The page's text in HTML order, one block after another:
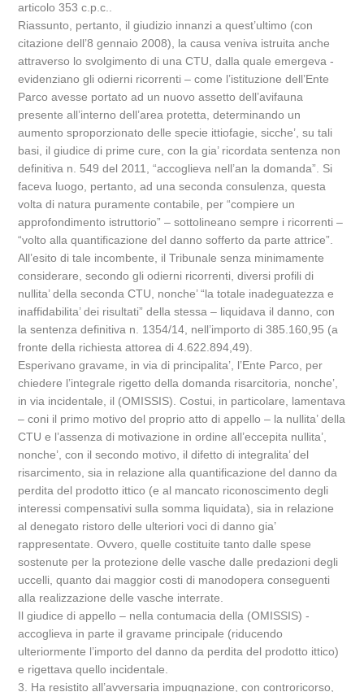
articolo 353 c.p.c..
Riassunto, pertanto, il giudizio innanzi a quest’ultimo (con
citazione dell’8 gennaio 2008), la causa veniva istruita anche
attraverso lo svolgimento di una CTU, dalla quale emergeva -
evidenziano gli odierni ricorrenti – come l’istituzione dell’Ente
Parco avesse portato ad un nuovo assetto dell’avifauna
presente all’interno dell’area protetta, determinando un
aumento sproporzionato delle specie ittiofagie, sicche’, su tali
basi, il giudice di prime cure, con la gia’ ricordata sentenza non
definitiva n. 549 del 2011, “accoglieva nell’an la domanda”. Si
faceva luogo, pertanto, ad una seconda consulenza, questa
volta di natura puramente contabile, per “compiere un
approfondimento istruttorio” – sottolineano sempre i ricorrenti –
“volto alla quantificazione del danno sofferto da parte attrice”.
All’esito di tale incombente, il Tribunale senza minimamente
considerare, secondo gli odierni ricorrenti, diversi profili di
nullita’ della seconda CTU, nonche’ “la totale inadeguatezza e
inaffidabilita’ dei risultati” della stessa – liquidava il danno, con
la sentenza definitiva n. 1354/14, nell’importo di 385.160,95 (a
fronte della richiesta attorea di 4.622.894,49).
Esperivano gravame, in via di principalita’, l’Ente Parco, per
chiedere l’integrale rigetto della domanda risarcitoria, nonche’,
in via incidentale, il (OMISSIS). Costui, in particolare, lamentava
– coni il primo motivo del proprio atto di appello – la nullita’ della
CTU e l’assenza di motivazione in ordine all’eccepita nullita’,
nonche’, con il secondo motivo, il difetto di integralita’ del
risarcimento, sia in relazione alla quantificazione del danno da
perdita del prodotto ittico (e al mancato riconoscimento degli
interessi compensativi sulla somma liquidata), sia in relazione
al denegato ristoro delle ulteriori voci di danno gia’
rappresentate. Ovvero, quelle costituite tanto dalle spese
sostenute per la protezione delle vasche dalle predazioni degli
uccelli, quanto dai maggior costi di manodopera conseguenti
alla realizzazione delle vasche interrate.
Il giudice di appello – nella contumacia della (OMISSIS) -
accoglieva in parte il gravame principale (riducendo
ulteriormente l’importo del danno da perdita del prodotto ittico)
e rigettava quello incidentale.
3. Ha resistito all’avversaria impugnazione, con controricorso,